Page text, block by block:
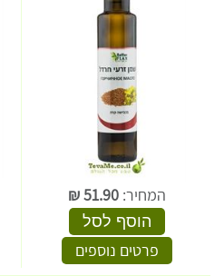
המחיר: 51.90
₪
הוסף לסל
פרטים נוספים